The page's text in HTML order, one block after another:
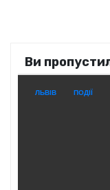
Ви
ЛЬВІВ ПОДІЇ